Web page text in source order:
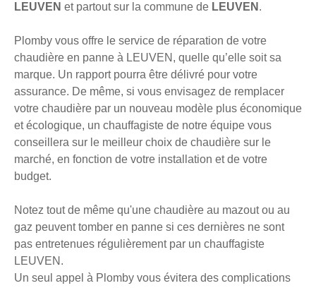
LEUVEN et partout sur la commune de LEUVEN .
Plomby vous offre le service de réparation de votre
chaudière en panne à LEUVEN, quelle qu’elle soit sa
marque. Un rapport pourra être délivré pour votre
assurance. De même, si vous envisagez de remplacer
votre chaudière par un nouveau modèle plus économique
et écologique, un chauffagiste de notre équipe vous
conseillera sur le meilleur choix de chaudière sur le
marché, en fonction de votre installation et de votre
budget.
Notez tout de même qu'une chaudière au mazout ou au
gaz peuvent tomber en panne si ces dernières ne sont
pas entretenues régulièrement par un chauffagiste
LEUVEN.
Un seul appel à Plomby vous évitera des complications